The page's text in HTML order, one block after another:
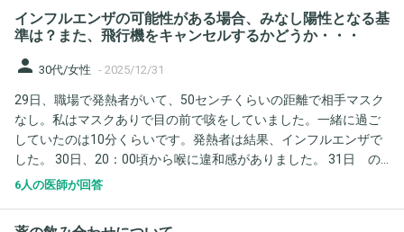
インフルエンザの可能性がある場合、みなし陽性となる基
準は？また、飛行機をキャンセルするかどうか・・・
person 30代/女性 - 2025/12/31
29日、職場で発熱者がいて、50センチくらいの距離で相手マスク
なし。私はマスクありで目の前で咳をしていました。一緒に過ご
していたのは10分くらいです。発熱者は結果、インフルエンザで
した。 30日、20：00頃から喉に違和感がありました。 31日 の
どの違和感は続いており、軽い頭痛もあったため、10:30に検査キ
6人の医師が回答